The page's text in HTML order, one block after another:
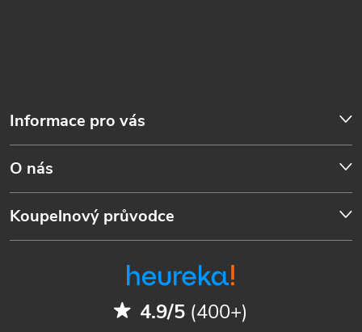
Informace pro vás
O nás
Koupelnový průvodce
4.9/5 (400+)